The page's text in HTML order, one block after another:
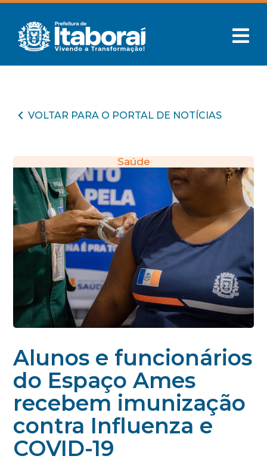
VOLTAR PARA O PORTAL DE NOTÍCIAS
Saúde
Alunos e funcionários
do Espaço Ames
recebem imunização
contra Influenza e
COVID-19